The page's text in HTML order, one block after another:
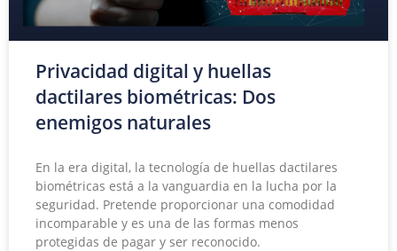
Privacidad digital y huellas
dactilares biométricas: Dos
enemigos naturales
En la era digital, la tecnología de huellas dactilares
biométricas está a la vanguardia en la lucha por la
seguridad. Pretende proporcionar una comodidad
incomparable y es una de las formas menos
protegidas de pagar y ser reconocido.